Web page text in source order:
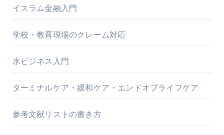
イスラム金融入門
学校・教育現場のクレーム対応
水ビジネス入門
ターミナルケア・緩和ケア・エンドオブライフケア
参考文献リストの書き方